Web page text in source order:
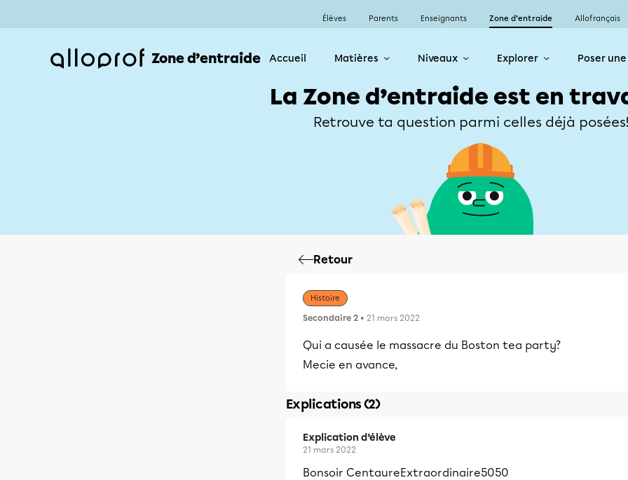
Élèves Parents Enseignants Zone d’entraide Allofrançais
Zone d’entraide Accueil Matières Niveaux Explorer Poser
La Zone d’entraide est en
Retrouve ta question parmi celles déjà
Retour
Histoire
Secondaire 2 • 21 mars 2022
Qui a causée le massacre du Boston tea party?
Mecie en avance,
Explications (2)
Explication d’élève
21 mars 2022
Bonsoir CentaureExtraordinaire5050